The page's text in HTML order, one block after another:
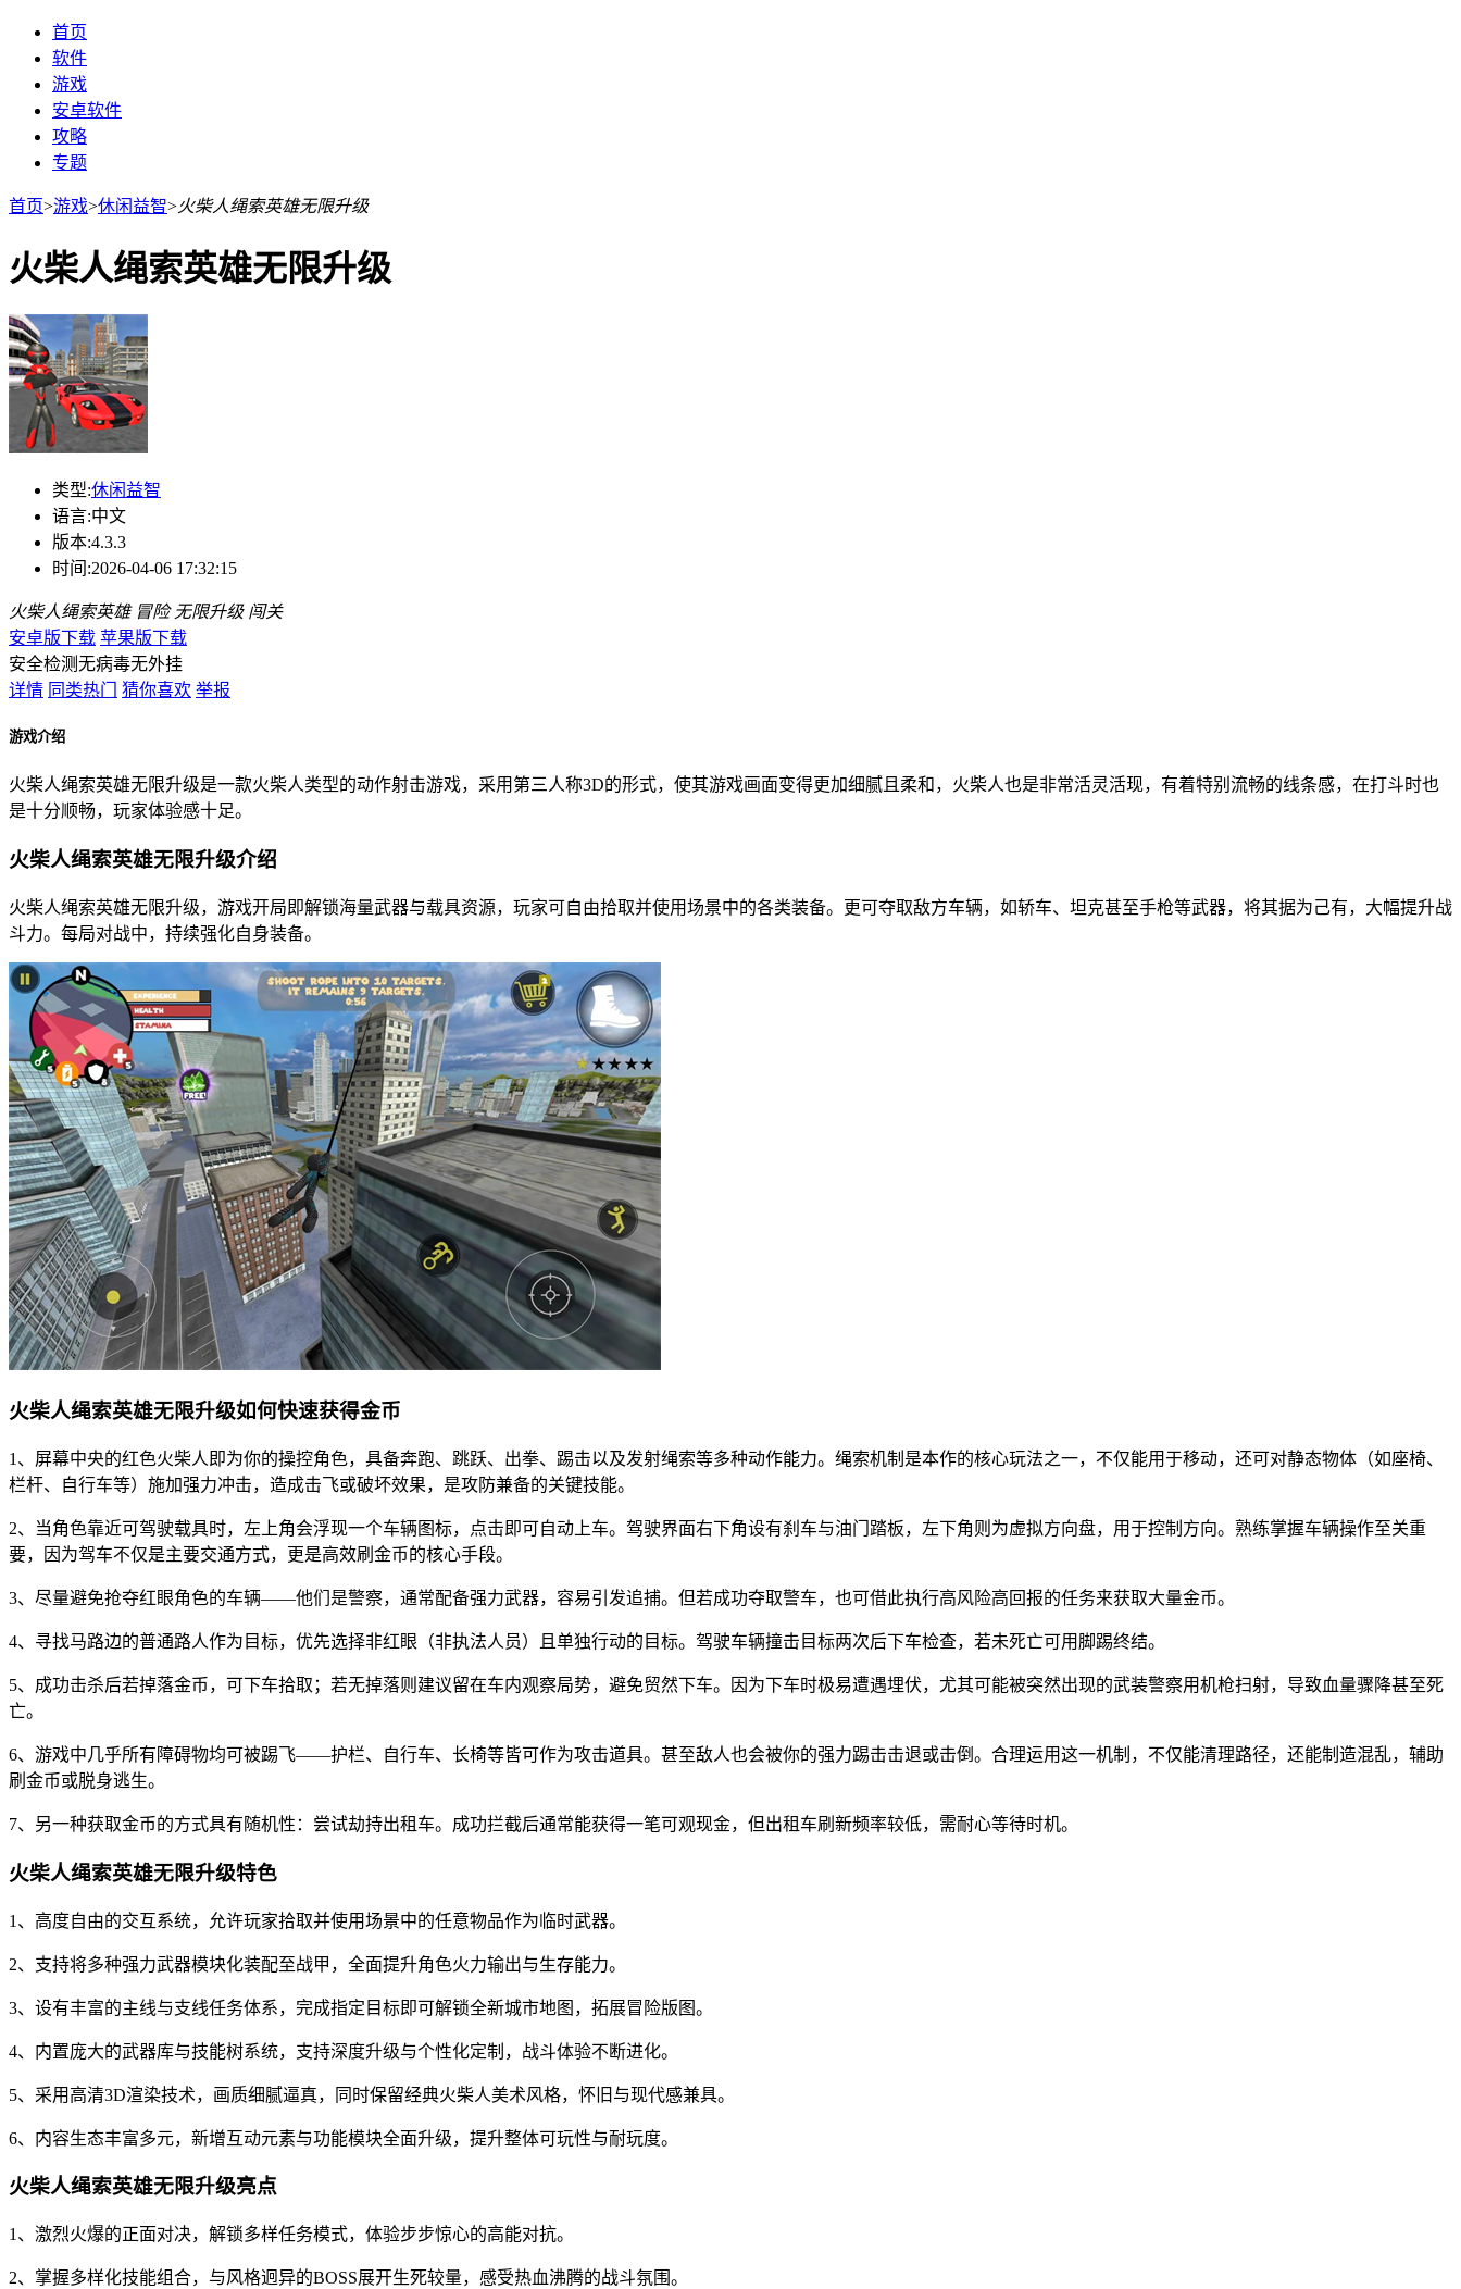
首页
软件
游戏
安卓软件
攻略
专题
首页>游戏>休闲益智>火柴人绳索英雄无限升级
火柴人绳索英雄无限升级
类型:休闲益智
语言:中文
版本:4.3.3
时间:2026-04-06 17:32:15
火柴人绳索英雄 冒险 无限升级 闯关
安卓版下载 苹果版下载
安全检测无病毒无外挂
详情 同类热门 猜你喜欢 举报
游戏介绍
火柴人绳索英雄无限升级是一款火柴人类型的动作射击游戏，采用第三人称3D的形式，使其游戏画面变得更加细腻且柔和，火柴人也是非常活灵活现，有着特别流畅的线条感，在打斗时也
是十分顺畅，玩家体验感十足。
火柴人绳索英雄无限升级介绍
火柴人绳索英雄无限升级，游戏开局即解锁海量武器与载具资源，玩家可自由拾取并使用场景中的各类装备。更可夺取敌方车辆，如轿车、坦克甚至手枪等武器，将其据为己有，大幅提升战
斗力。每局对战中，持续强化自身装备。
火柴人绳索英雄无限升级如何快速获得金币
1、屏幕中央的红色火柴人即为你的操控角色，具备奔跑、跳跃、出拳、踢击以及发射绳索等多种动作能力。绳索机制是本作的核心玩法之一，不仅能用于移动，还可对静态物体（如座椅、
栏杆、自行车等）施加强力冲击，造成击飞或破坏效果，是攻防兼备的关键技能。
2、当角色靠近可驾驶载具时，左上角会浮现一个车辆图标，点击即可自动上车。驾驶界面右下角设有刹车与油门踏板，左下角则为虚拟方向盘，用于控制方向。熟练掌握车辆操作至关重
要，因为驾车不仅是主要交通方式，更是高效刷金币的核心手段。
3、尽量避免抢夺红眼角色的车辆——他们是警察，通常配备强力武器，容易引发追捕。但若成功夺取警车，也可借此执行高风险高回报的任务来获取大量金币。
4、寻找马路边的普通路人作为目标，优先选择非红眼（非执法人员）且单独行动的目标。驾驶车辆撞击目标两次后下车检查，若未死亡可用脚踢终结。
5、成功击杀后若掉落金币，可下车拾取；若无掉落则建议留在车内观察局势，避免贸然下车。因为下车时极易遭遇埋伏，尤其可能被突然出现的武装警察用机枪扫射，导致血量骤降甚至死
亡。
6、游戏中几乎所有障碍物均可被踢飞——护栏、自行车、长椅等皆可作为攻击道具。甚至敌人也会被你的强力踢击击退或击倒。合理运用这一机制，不仅能清理路径，还能制造混乱，辅助
刷金币或脱身逃生。
7、另一种获取金币的方式具有随机性：尝试劫持出租车。成功拦截后通常能获得一笔可观现金，但出租车刷新频率较低，需耐心等待时机。
火柴人绳索英雄无限升级特色
1、高度自由的交互系统，允许玩家拾取并使用场景中的任意物品作为临时武器。
2、支持将多种强力武器模块化装配至战甲，全面提升角色火力输出与生存能力。
3、设有丰富的主线与支线任务体系，完成指定目标即可解锁全新城市地图，拓展冒险版图。
4、内置庞大的武器库与技能树系统，支持深度升级与个性化定制，战斗体验不断进化。
5、采用高清3D渲染技术，画质细腻逼真，同时保留经典火柴人美术风格，怀旧与现代感兼具。
6、内容生态丰富多元，新增互动元素与功能模块全面升级，提升整体可玩性与耐玩度。
火柴人绳索英雄无限升级亮点
1、激烈火爆的正面对决，解锁多样任务模式，体验步步惊心的高能对抗。
2、掌握多样化技能组合，与风格迥异的BOSS展开生死较量，感受热血沸腾的战斗氛围。